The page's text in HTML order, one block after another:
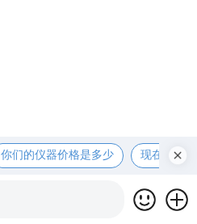
你们的仪器价格是多少 现在有优